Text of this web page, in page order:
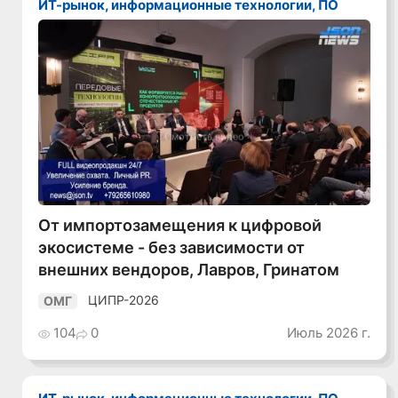
ИТ-рынок, информационные технологии, ПО
Смотреть видео
От импортозамещения к цифровой
экосистеме - без зависимости от
внешних вендоров, Лавров, Гринатом
ОМГ ЦИПР-2026
104 0 Июль 2026 г.